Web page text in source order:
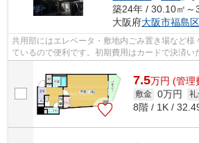
築24年 / 30.10㎡～
大阪府大阪市福島
共用部にはエレベータ・敷地内ごみ置き場など様
ているので便利です。初期費用はカードで決済い
に新鮮な空気を送り込む物件をご案内...
7.5万円 (管理
敷金 0万円
8階 / 1K /